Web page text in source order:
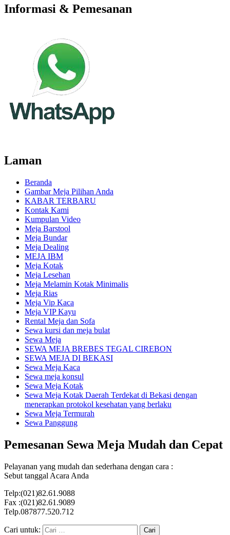
Informasi & Pemesanan
Laman
Beranda
Gambar Meja Pilihan Anda
KABAR TERBARU
Kontak Kami
Kumpulan Video
Meja Barstool
Meja Bundar
Meja Dealing
MEJA IBM
Meja Kotak
Meja Lesehan
Meja Melamin Kotak Minimalis
Meja Rias
Meja Vip Kaca
Meja VIP Kayu
Rental Meja dan Sofa
Sewa kursi dan meja bulat
Sewa Meja
SEWA MEJA BREBES TEGAL CIREBON
SEWA MEJA DI BEKASI
Sewa Meja Kaca
Sewa meja konsul
Sewa Meja Kotak
Sewa Meja Kotak Daerah Terdekat di Bekasi dengan
menerapkan protokol kesehatan yang berlaku
Sewa Meja Termurah
Sewa Panggung
Pemesanan Sewa Meja Mudah dan Cepat
Pelayanan yang mudah dan sederhana dengan cara :
Sebut tanggal Acara Anda
Telp:(021)82.61.9088
Fax :(021)82.61.9089
Telp.087877.520.712
Cari untuk: